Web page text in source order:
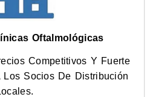
Oftalmológicas
Competitivos Y Fuerte
Los Socios De Distribución